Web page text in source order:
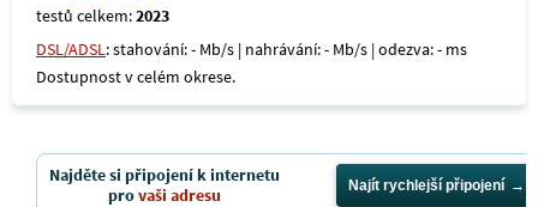
testů celkem:2023
DSL/ADSL: stahování: - Mb/s | nahrávání: - Mb/s | odezva: - ms
Dostupnost v celém okrese.
Najděte si připojení k internetu
provaši adresu Najít rychlejší připojení